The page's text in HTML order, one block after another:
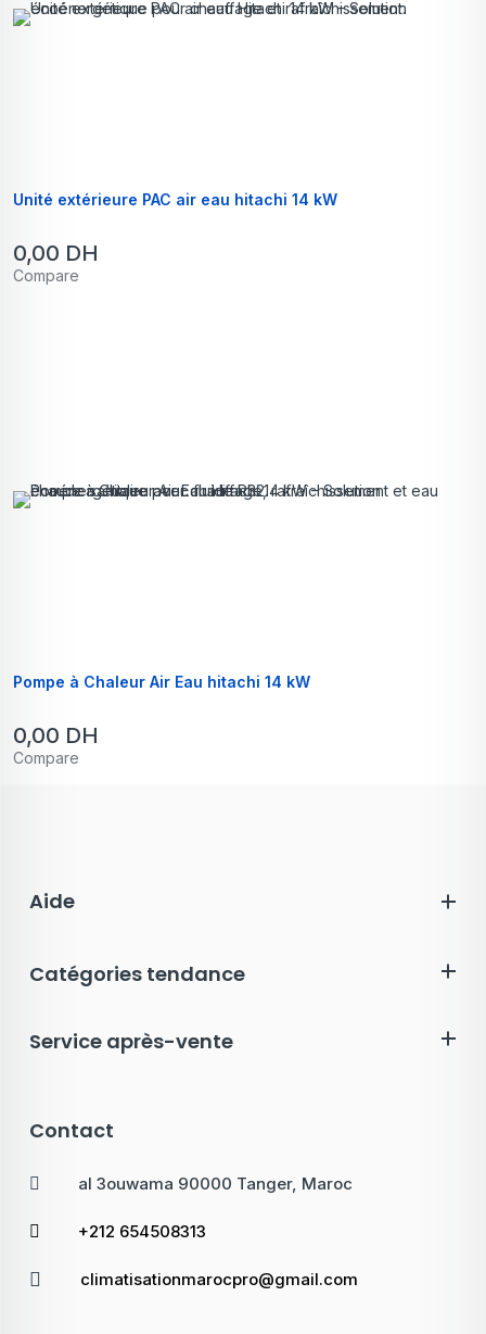
Unité extérieure PAC air eau hitachi 14 kW
0,00 DH
Compare
Pompe à Chaleur Air Eau hitachi 14 kW
0,00 DH
Compare
Aide
Catégories tendance
Service après-vente
Contact
al 3ouwama 90000 Tanger, Maroc
+212 654508313
climatisationmarocpro@gmail.com